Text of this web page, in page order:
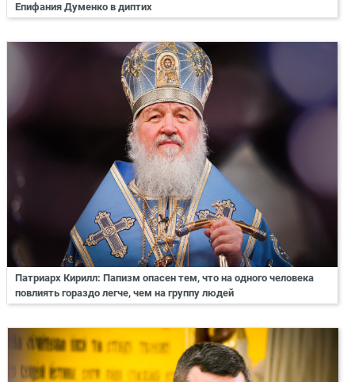
Епифания Думенко в диптих
Патриарх Кирилл: Папизм опасен тем, что на одного человека
повлиять гораздо легче, чем на группу людей